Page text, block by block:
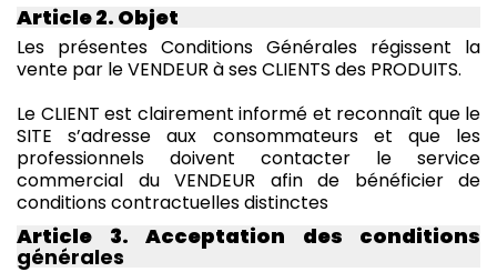
Article 2. Objet
Les présentes Conditions Générales régissent la
vente par le VENDEUR à ses CLIENTS des PRODUITS.
Le CLIENT est clairement informé et reconnaît que le
SITE s’adresse aux consommateurs et que les
professionnels doivent contacter le service
commercial du VENDEUR afin de bénéficier de
conditions contractuelles distinctes
Article 3. Acceptation des conditions
générales